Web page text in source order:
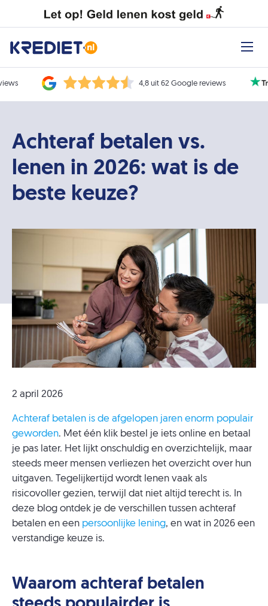
4,8 uit 62 Google reviews
Achteraf betalen vs.
lenen in 2026: wat is de
beste keuze?
2 april 2026
Achteraf betalen is de afgelopen jaren enorm populair
geworden. Met één klik bestel je iets online en betaal
je pas later. Het lijkt onschuldig en overzichtelijk, maar
steeds meer mensen verliezen het overzicht over hun
uitgaven. Tegelijkertijd wordt lenen vaak als
risicovoller gezien, terwijl dat niet altijd terecht is. In
deze blog ontdek je de verschillen tussen achteraf
betalen en een persoonlijke lening, en wat in 2026 een
verstandige keuze is.
Waarom achteraf betalen